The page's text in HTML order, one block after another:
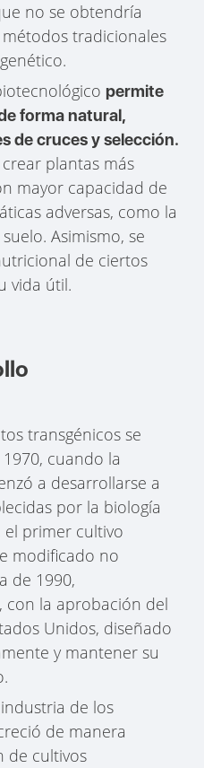
no se obtendría
tradicionales
permite
forma natural,
de cruces y selección.
plantas más
mayor capacidad de
adversas, como la
Asimismo, se
de ciertos
vida útil.
transgénicos se
cuando la
a desarrollarse a
por la biología
el primer cultivo
modificado no
de 1990,
con la aprobación del
Unidos, diseñado
y mantener su
de los
de manera
de cultivos